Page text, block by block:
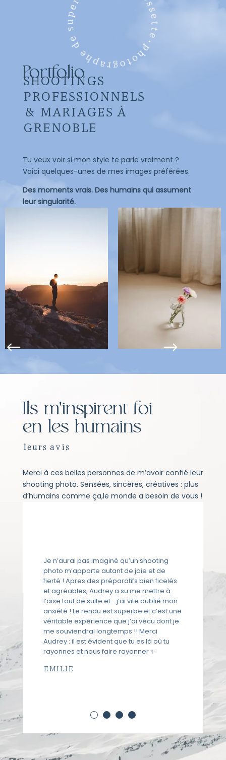
Portfolio
SHOOTINGS
PROFESSIONNELS
& MARIAGES À
GRENOBLE
Tu veux voir si mon style te parle vraiment ?
Voici quelques-unes de mes images préférées.
Des moments vrais. Des humains qui assument
leur singularité.
# $
Ils m'inspirent foi
en les humains
leurs avis
Merci à ces belles personnes de m’avoir confié leur
shooting photo. Sensées, sincères, créatives : plus
d’humains comme ça,le monde a besoin de vous !
Je n’aurai pas imaginé qu’un shooting
photo m’apporte autant de joie et de
fierté ! Apres des préparatifs bien ficelés
et agréables, Audrey a su me mettre à
l’aise tout de suite et… j’ai vite oublié mon
anxiété ! Le rendu est superbe et c’est une
véritable expérience que j’ai vécu dont je
me souviendrai longtemps !! Merci
Audrey : il est évident que tu es là où tu
rayonnes et nous faire rayonner✨
EMILIE